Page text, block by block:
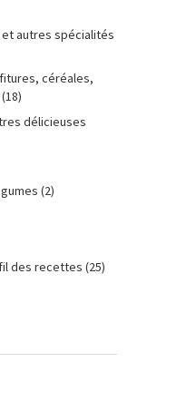
autres spécialités
céréales,
(18)
délicieuses
(2)
des recettes (25)